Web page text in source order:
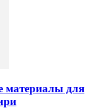
материалы для